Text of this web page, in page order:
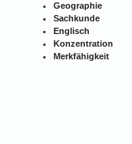
Geographie
Sachkunde
Englisch
Konzentration
Merkfähigkeit